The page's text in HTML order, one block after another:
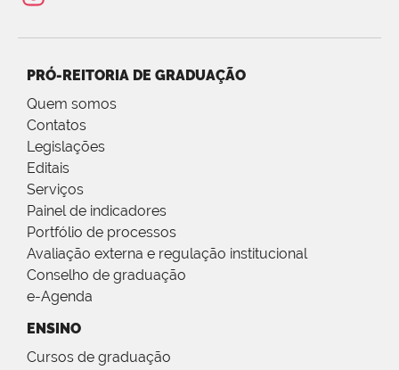
PRÓ-REITORIA DE GRADUAÇÃO
Quem somos
Contatos
Legislações
Editais
Serviços
Painel de indicadores
Portfólio de processos
Avaliação externa e regulação institucional
Conselho de graduação
e-Agenda
ENSINO
Cursos de graduação